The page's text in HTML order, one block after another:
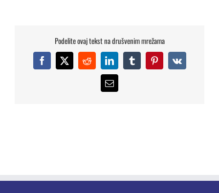
Podelite ovaj tekst na drušvenim mrežama
Facebook
X RedditLinkedInTumblrPinterest
Vk
Email